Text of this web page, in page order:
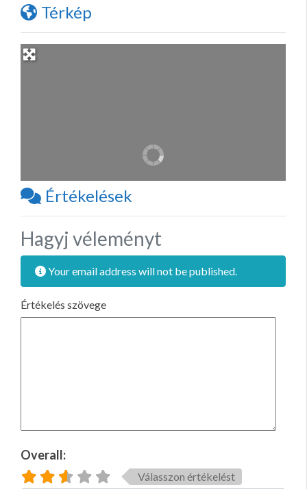
Térkép
Értékelések
Hagyj véleményt
Your email address will not be published.
Értékelés szövege
Overall:
Válasszon értékelést